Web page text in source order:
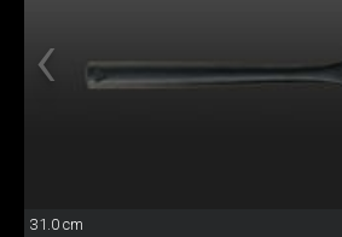
31.0 cm